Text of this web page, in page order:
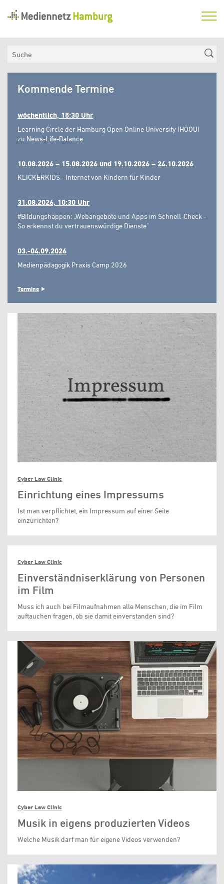
Hamburg
Aktuelles
Medienkompetenzfonds
Hamburg
Kommende Termine
wöchentlich, 15:30 Uhr
Learning Circle der Hamburg Open Online University (HOOU)
zu News-Life-Balance
10.08.2026 – 15.08.2026 und 19.10.2026 – 24.10.2026
KLICKERKIDS - Internet von Kindern für Kinder
31.08.2026, 10:30 Uhr
#Bildungshappen: „Webangebote und Apps im Schnell-Check -
So erkennst du vertrauenswürdige Dienste"
03.-04.09.2026
Medienpädagogik Praxis Camp 2026
Termine
Cyber Law Clinic
Einrichtung eines Impressums
Ist man verpflichtet, ein Impressum auf einer Seite
einzurichten?
Cyber Law Clinic
Einverständniserklärung von Personen
im Film
Muss ich auch bei Filmaufnahmen alle Menschen, die im Film
auftauchen fragen, ob sie damit einverstanden sind?
Cyber Law Clinic
Musik in eigens produzierten Videos
Welche Musik darf man für eigene Videos verwenden?